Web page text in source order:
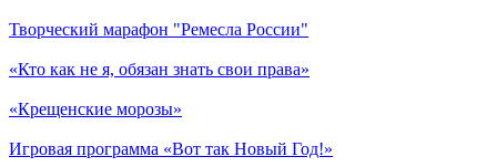
Творческий марафон "Ремесла России"
«Кто как не я, обязан знать свои права»
«Крещенские морозы»
Игровая программа «Вот так Новый Год!»